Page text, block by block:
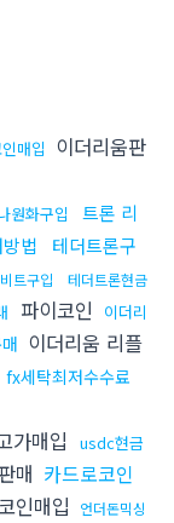
매입 이더리움판
원화구입
트론 리
법
테더트론구
트구입
테더트론현금
파이코인
이더리
이더리움 리플
fx세탁최저수수료
가매입
usdc현금
매 카드로코인
인매입 언더돈믹싱